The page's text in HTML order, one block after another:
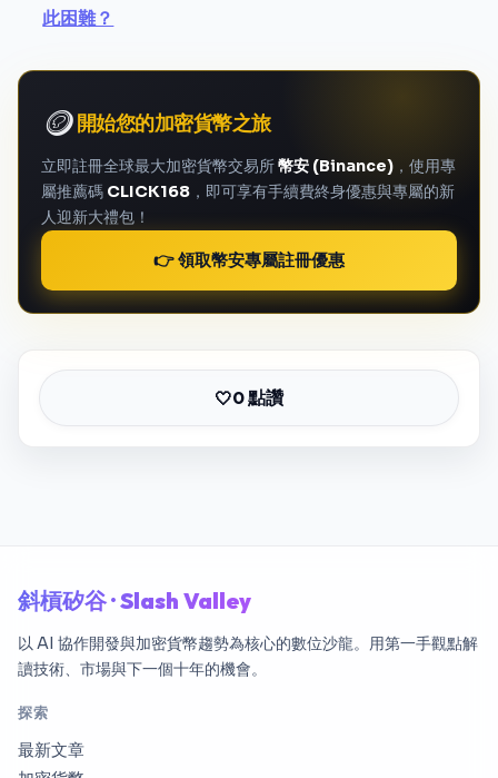
此困難？
🪙開始您的加密貨幣之旅
立即註冊全球最大加密貨幣交易所幣安 (Binance) ，使用專
屬推薦碼 CLICK168 ，即可享有手續費終身優惠與專屬的新
人迎新大禮包！
👉 領取幣安專屬註冊優惠
🤍0 點讚
斜槓矽谷 · Slash Valley
以 AI 協作開發與加密貨幣趨勢為核心的數位沙龍。用第一手觀點解
讀技術、市場與下一個十年的機會。
探索
最新文章